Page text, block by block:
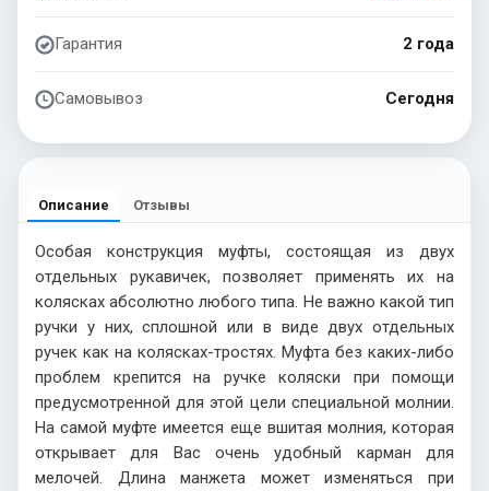
Гарантия 2 года
Самовывоз Сегодня
Описание Отзывы
Особая конструкция муфты, состоящая из двух
отдельных рукавичек, позволяет применять их на
колясках абсолютно любого типа. Не важно какой тип
ручки у них, сплошной или в виде двух отдельных
ручек как на колясках-тростях. Муфта без каких-либо
проблем крепится на ручке коляски при помощи
предусмотренной для этой цели специальной молнии.
На самой муфте имеется еще вшитая молния, которая
открывает для Вас очень удобный карман для
мелочей. Длина манжета может изменяться при